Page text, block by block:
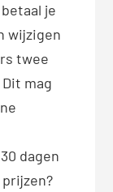
je
wijzigen
twee
mag
dagen